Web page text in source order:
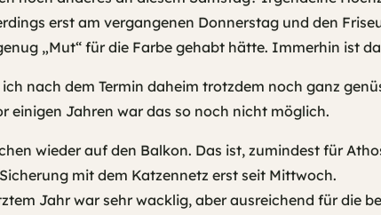
erst am vergangenen Donnerstag und den
„Mut“ für die Farbe gehabt hätte. Immerhin ist
nach dem Termin daheim trotzdem noch ganz
einigen Jahren war das so noch nicht möglich.
wieder auf den Balkon. Das ist, zumindest für
mit dem Katzennetz erst seit Mittwoch.
Jahr war sehr wacklig, aber ausreichend für die